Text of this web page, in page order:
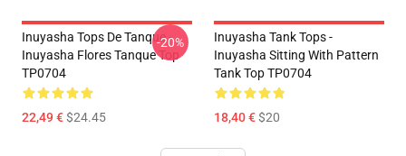
Inuyasha Tops De Tanque -
Inuyasha Flores Tanque Top
TP0704
22,49 €$24.45
-20%
Inuyasha Tank Tops -
Inuyasha Sitting With Pattern
Tank Top TP0704
18,40 €$20